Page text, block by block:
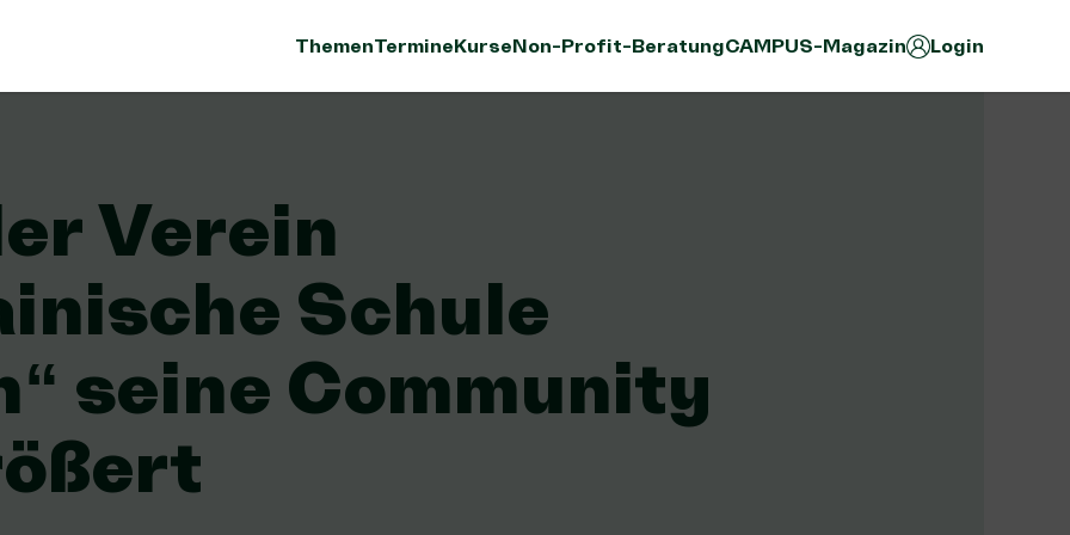
ThemenTermineKurseNon-Profit-BeratungCAMPUS-Magazin Login
Verein
Schule
seine Community